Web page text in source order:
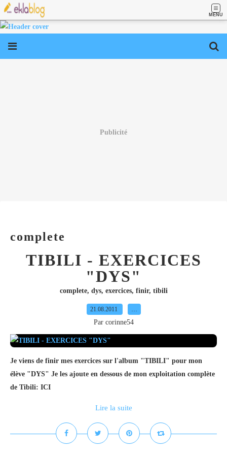
MENU
Publicité
complete
TIBILI - EXERCICES
"DYS"
complete, dys, exercices, finir, tibili
21.08.2011 …
Par corinne54
Je viens de finir mes exercices sur l'album "TIBILI" pour mon
élève "DYS" Je les ajoute en dessous de mon exploitation complète
de Tibili: ICI
Lire la suite